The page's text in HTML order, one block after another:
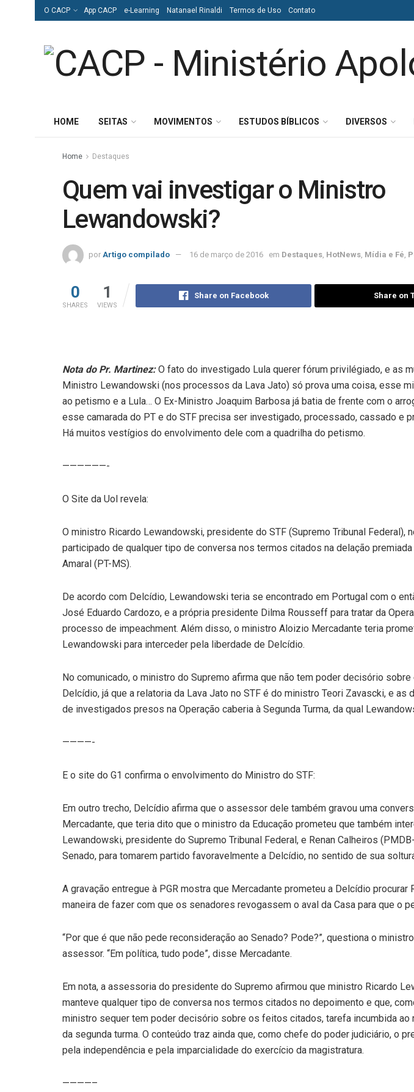
O CACP App CACP e-Learning Natanael Rinaldi Termos de Uso Contato
HOME SEITAS MOVIMENTOS ESTUDOS BÍBLICOS DIVERSOS
Home Destaques
Quem vai investigar o Ministro
Lewandowski?
por Artigo compilado 16 de março de 2016 em Destaques HotNews Mídia e Fé
0
SHARES
1
VIEWS
Share on Facebook Share on
Nota do Pr. Martinez:O fato do investigado Lula querer fórum privilégiado, e as
Ministro Lewandowski (nos processos da Lava Jato) só prova uma coisa, esse
ao petismo e a Lula… O Ex-Ministro Joaquim Barbosa já batia de frente com o
esse camarada do PT e do STF precisa ser investigado, processado, cassado e
Há muitos vestígios do envolvimento dele com a quadrilha do petismo.
——————-
O Site da Uol revela:
O ministro Ricardo Lewandowski, presidente do STF (Supremo Tribunal Federal),
participado de qualquer tipo de conversa nos termos citados na delação
Amaral (PT-MS).
De acordo com Delcídio, Lewandowski teria se encontrado em Portugal com o
José Eduardo Cardozo, e a própria presidente Dilma Rousseff para tratar da
processo de impeachment. Além disso, o ministro Aloizio Mercadante teria
Lewandowski para interceder pela liberdade de Delcídio.
No comunicado, o ministro do Supremo afirma que não tem poder decisório
Delcídio, já que a relatoria da Lava Jato no STF é do ministro Teori Zavascki, e
de investigados presos na Operação caberia à Segunda Turma, da qual
————-
E o site do G1 confirma o envolvimento do Ministro do STF:
Em outro trecho, Delcídio afirma que o assessor dele também gravou uma
Mercadante, que teria dito que o ministro da Educação prometeu que também
Lewandowski, presidente do Supremo Tribunal Federal, e Renan Calheiros
Senado, para tomarem partido favoravelmente a Delcídio, no sentido de sua
A gravação entregue à PGR mostra que Mercadante prometeu a Delcídio procurar
maneira de fazer com que os senadores revogassem o aval da Casa para que o
“Por que é que não pede reconsideração ao Senado? Pode?”, questiona o
assessor. “Em política, tudo pode”, disse Mercadante.
Em nota, a assessoria do presidente do Supremo afirmou que ministro Ricardo
manteve qualquer tipo de conversa nos termos citados no depoimento e que,
ministro sequer tem poder decisório sobre os feitos citados, tarefa incumbida ao
da segunda turma. O conteúdo traz ainda que, como chefe do poder judiciário, o
pela independência e pela imparcialidade do exercício da magistratura.
————–